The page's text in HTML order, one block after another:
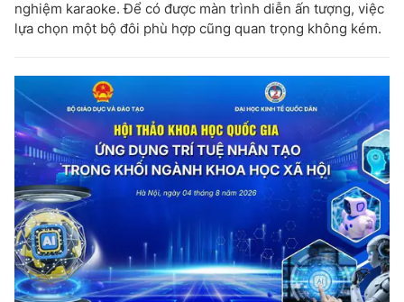
nghiệm karaoke. Để có được màn trình diễn ấn tượng, việc
lựa chọn một bộ đôi phù hợp cũng quan trọng không kém.